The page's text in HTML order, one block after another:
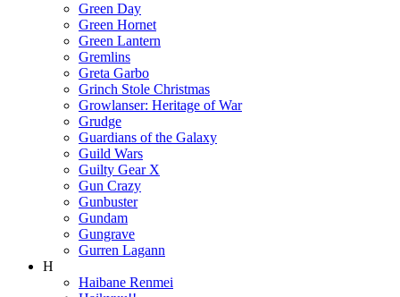
Green Day
Green Hornet
Green Lantern
Gremlins
Greta Garbo
Grinch Stole Christmas
Growlanser: Heritage of War
Grudge
Guardians of the Galaxy
Guild Wars
Guilty Gear X
Gun Crazy
Gunbuster
Gundam
Gungrave
Gurren Lagann
H
Haibane Renmei